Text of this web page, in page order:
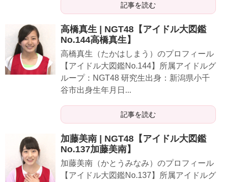
記事を読む
高橋真生 | NGT48【アイドル大図鑑
No.144高橋真生】
高橋真生（たかはしまう）のプロフィール
【アイドル大図鑑No.144】所属アイドルグ
ループ：NGT48 研究生出身：新潟県小千
谷市出身生年月日...
記事を読む
加藤美南 | NGT48【アイドル大図鑑
No.137加藤美南】
加藤美南（かとうみなみ）のプロフィール
【アイドル大図鑑No.137】所属アイドルグ